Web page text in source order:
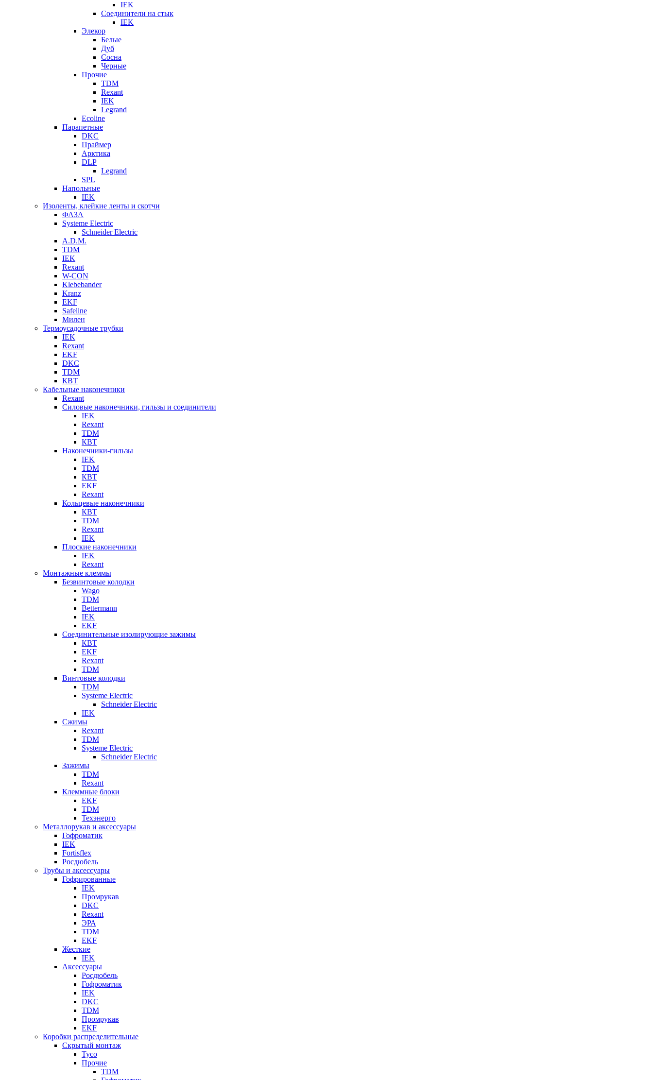
IEK
Соединители на стык
IEK
Элекор
Белые
Дуб
Сосна
Черные
Прочие
TDM
Rexant
IEK
Legrand
Ecoline
Парапетные
DKC
Праймер
Арктика
DLP
Legrand
SPL
Напольные
IEK
Изоленты, клейкие ленты и скотчи
ФАЗА
Systeme Electric
Schneider Electric
A.D.M.
TDM
IEK
Rexant
W-CON
Klebebander
Kranz
EKF
Safeline
Милен
Термоусадочные трубки
IEK
Rexant
EKF
DKC
TDM
КВТ
Кабельные наконечники
Rexant
Силовые наконечники, гильзы и соединители
IEK
Rexant
TDM
КВТ
Наконечники-гильзы
IEK
TDM
КВТ
EKF
Rexant
Кольцевые наконечники
КВТ
TDM
Rexant
IEK
Плоские наконечники
IEK
Rexant
Монтажные клеммы
Безвинтовые колодки
Wago
TDM
Bettermann
IEK
EKF
Соединительные изолирующие зажимы
КВТ
EKF
Rexant
TDM
Винтовые колодки
TDM
Systeme Electric
Schneider Electric
IEK
Сжимы
Rexant
TDM
Systeme Electric
Schneider Electric
Зажимы
TDM
Rexant
Клеммные блоки
EKF
TDM
Техэнерго
Металлорукав и аксессуары
Гофроматик
IEK
Fortisflex
Росдюбель
Трубы и аксессуары
Гофрированные
IEK
Промрукав
DKC
Rexant
ЭРА
TDM
EKF
Жесткие
IEK
Аксессуары
Росдюбель
Гофроматик
IEK
DKC
TDM
Промрукав
EKF
Коробки распределительные
Скрытый монтаж
Tyco
Прочие
TDM